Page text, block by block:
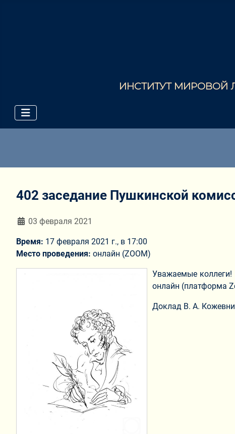
ИНСТИТУТ МИРОВОЙ
402 заседание Пушкинской
Информация о материале
03 февраля 2021
Время: 17 февраля 2021 г., в 17:00
Место проведения: онлайн (ZOOM)
Уважаемые коллеги!
онлайн (платформа
Доклад В. А.